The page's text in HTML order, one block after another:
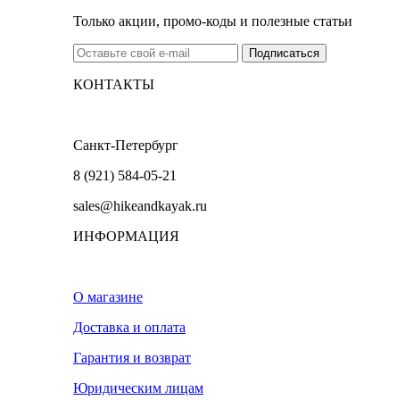
Только акции, промо-коды и полезные статьи
КОНТАКТЫ
Санкт-Петербург
8 (921) 584-05-21
sales@hikeandkayak.ru
ИНФОРМАЦИЯ
О магазине
Доставка и оплата
Гарантия и возврат
Юридическим лицам